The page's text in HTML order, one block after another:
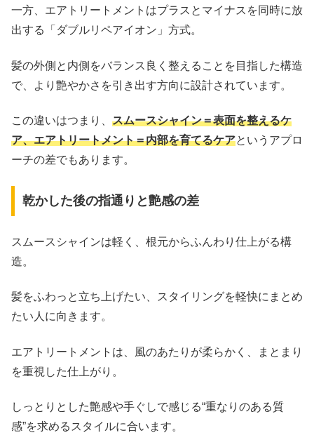
一方、エアトリートメントはプラスとマイナスを同時に放
出する「ダブルリペアイオン」方式。
髪の外側と内側をバランス良く整えることを目指した構造
で、より艶やかさを引き出す方向に設計されています。
この違いはつまり、 スムースシャイン＝表面を整えるケ
ア、エアトリートメント＝内部を育てるケアというアプロ
ーチの差でもあります。
乾かした後の指通りと艶感の差
スムースシャインは軽く、根元からふんわり仕上がる構
造。
髪をふわっと立ち上げたい、スタイリングを軽快にまとめ
たい人に向きます。
エアトリートメントは、風のあたりが柔らかく、まとまり
を重視した仕上がり。
しっとりとした艶感や手ぐしで感じる“重なりのある質
感”を求めるスタイルに合います。